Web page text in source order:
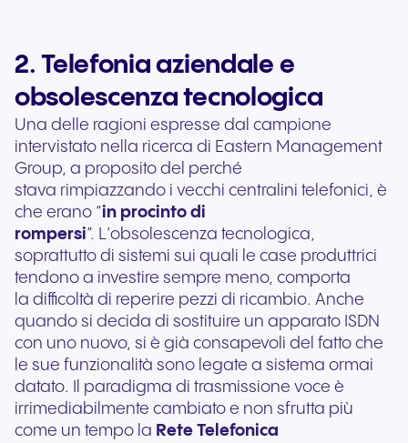
2. Telefonia aziendale e
obsolescenza tecnologica
Una delle ragioni espresse dal campione
intervistato nella ricerca di Eastern Management
Group, a proposito del perché
stava rimpiazzando i vecchi centralini telefonici, è
che erano “in procinto di
rompersi”. L’obsolescenza tecnologica,
soprattutto di sistemi sui quali le case produttrici
tendono a investire sempre meno, comporta
la difficoltà di reperire pezzi di ricambio. Anche
quando si decida di sostituire un apparato ISDN
con uno nuovo, si è già consapevoli del fatto che
le sue funzionalità sono legate a sistema ormai
datato. Il paradigma di trasmissione voce è
irrimediabilmente cambiato e non sfrutta più
come un tempo la Rete Telefonica